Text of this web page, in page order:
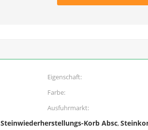
Eigenschaft:
Farbe:
Ausfuhrmarkt:
Steinwiederherstellungs-Korb Absc,